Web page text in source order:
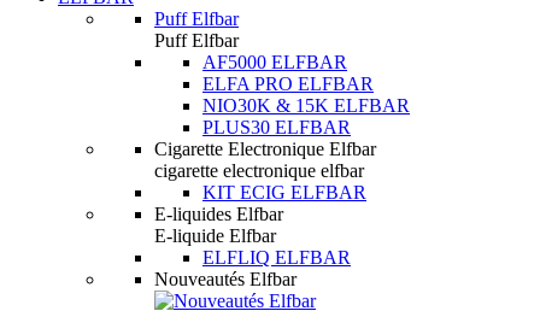
Puff Elfbar
Puff Elfbar
AF5000 ELFBAR
ELFA PRO ELFBAR
NIO30K & 15K ELFBAR
PLUS30 ELFBAR
Cigarette Electronique Elfbar
cigarette electronique elfbar
KIT ECIG ELFBAR
E-liquides Elfbar
E-liquide Elfbar
ELFLIQ ELFBAR
Nouveautés Elfbar